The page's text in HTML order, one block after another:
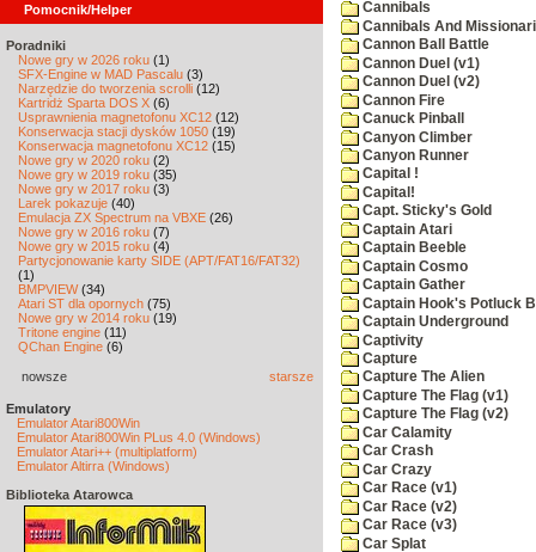
Pomocnik/Helper
Poradniki
Nowe gry w 2026 roku (1)
SFX-Engine w MAD Pascalu (3)
Narzędzie do tworzenia scrolli (12)
Kartridż Sparta DOS X (6)
Usprawnienia magnetofonu XC12 (12)
Konserwacja stacji dysków 1050 (19)
Konserwacja magnetofonu XC12 (15)
Nowe gry w 2020 roku (2)
Nowe gry w 2019 roku (35)
Nowe gry w 2017 roku (3)
Larek pokazuje (40)
Emulacja ZX Spectrum na VBXE (26)
Nowe gry w 2016 roku (7)
Nowe gry w 2015 roku (4)
Partycjonowanie karty SIDE (APT/FAT16/FAT32)
(1)
BMPVIEW(34)
Atari ST dla opornych (75)
Nowe gry w 2014 roku (19)
Tritone engine (11)
QChan Engine (6)
nowsze starsze
Emulatory
Emulator Atari800Win
Emulator Atari800Win PLus 4.0 (Windows)
Emulator Atari++ (multiplatform)
Emulator Altirra (Windows)
Biblioteka Atarowca
Cannibals
Cannibals And
Cannon Ball Battle
Cannon Duel (v1)
Cannon Duel (v2)
Cannon Fire
Canuck Pinball
Canyon Climber
Canyon Runner
Capital !
Capital!
Capt. Sticky's Gold
Captain Atari
Captain Beeble
Captain Cosmo
Captain Gather
Captain Hook's Potluck
Captain Underground
Captivity
Capture
Capture The Alien
Capture The Flag (v1)
Capture The Flag (v2)
Car Calamity
Car Crash
Car Crazy
Car Race (v1)
Car Race (v2)
Car Race (v3)
Car Splat